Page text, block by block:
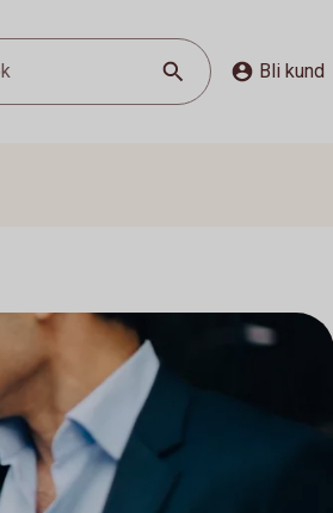
Bli kund